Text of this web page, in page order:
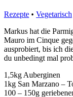
Rezepte • Vegetarisch
Markus hat die
Mauro im Cinque
ausprobiert, bis ich
du unbedingt mal
1,5kg Auberginen
1kg San Marzano –
100 – 150g